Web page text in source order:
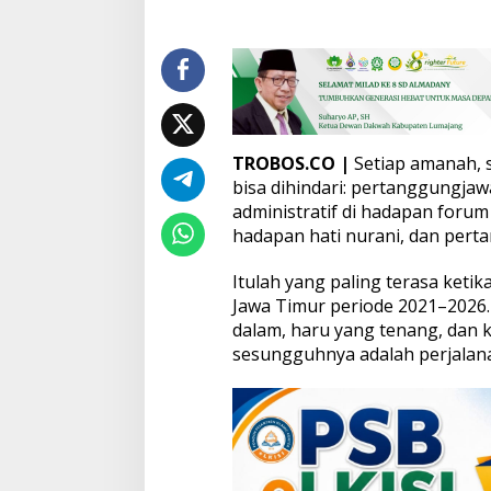
i
C
a
t
a
t
a
n
A
k
i
r
e
t
a
I
C
M
TROBOS.CO | Setiap
bisa dihindari:
administratif di hadapan
hadapan hati nurani, dan
Itulah yang paling terasa
Jawa Timur periode
dalam, haru yang tenang, dan
sesungguhnya adalah